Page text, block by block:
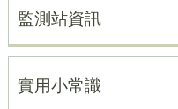
監測站資訊
實用小常識